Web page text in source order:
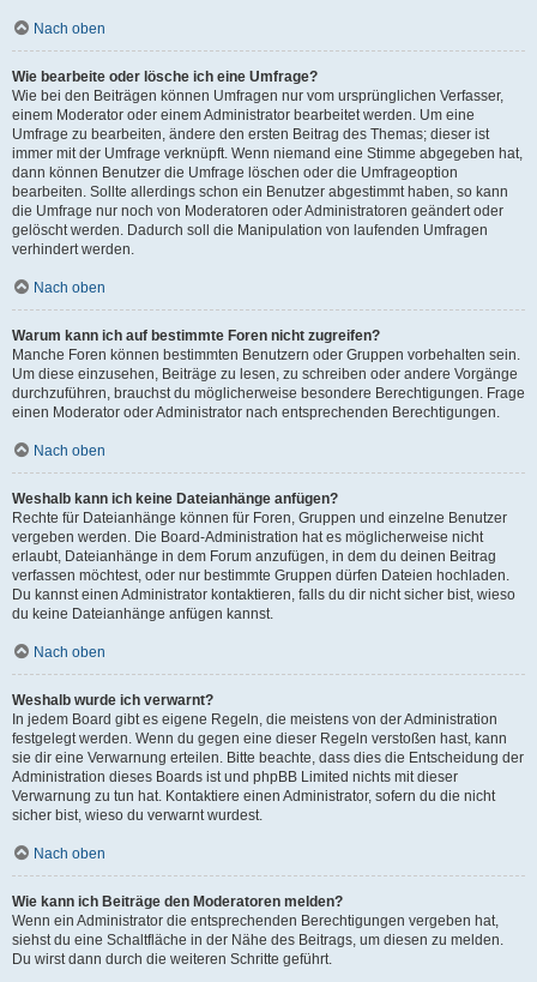
Nach oben
Wie bearbeite oder lösche ich eine Umfrage?
Wie bei den Beiträgen können Umfragen nur vom ursprünglichen Verfasser,
einem Moderator oder einem Administrator bearbeitet werden. Um eine
Umfrage zu bearbeiten, ändere den ersten Beitrag des Themas; dieser ist
immer mit der Umfrage verknüpft. Wenn niemand eine Stimme abgegeben hat,
dann können Benutzer die Umfrage löschen oder die Umfrageoption
bearbeiten. Sollte allerdings schon ein Benutzer abgestimmt haben, so kann
die Umfrage nur noch von Moderatoren oder Administratoren geändert oder
gelöscht werden. Dadurch soll die Manipulation von laufenden Umfragen
verhindert werden.
Nach oben
Warum kann ich auf bestimmte Foren nicht zugreifen?
Manche Foren können bestimmten Benutzern oder Gruppen vorbehalten sein.
Um diese einzusehen, Beiträge zu lesen, zu schreiben oder andere Vorgänge
durchzuführen, brauchst du möglicherweise besondere Berechtigungen. Frage
einen Moderator oder Administrator nach entsprechenden Berechtigungen.
Nach oben
Weshalb kann ich keine Dateianhänge anfügen?
Rechte für Dateianhänge können für Foren, Gruppen und einzelne Benutzer
vergeben werden. Die Board-Administration hat es möglicherweise nicht
erlaubt, Dateianhänge in dem Forum anzufügen, in dem du deinen Beitrag
verfassen möchtest, oder nur bestimmte Gruppen dürfen Dateien hochladen.
Du kannst einen Administrator kontaktieren, falls du dir nicht sicher bist, wieso
du keine Dateianhänge anfügen kannst.
Nach oben
Weshalb wurde ich verwarnt?
In jedem Board gibt es eigene Regeln, die meistens von der Administration
festgelegt werden. Wenn du gegen eine dieser Regeln verstoßen hast, kann
sie dir eine Verwarnung erteilen. Bitte beachte, dass dies die Entscheidung der
Administration dieses Boards ist und phpBB Limited nichts mit dieser
Verwarnung zu tun hat. Kontaktiere einen Administrator, sofern du die nicht
sicher bist, wieso du verwarnt wurdest.
Nach oben
Wie kann ich Beiträge den Moderatoren melden?
Wenn ein Administrator die entsprechenden Berechtigungen vergeben hat,
siehst du eine Schaltfläche in der Nähe des Beitrags, um diesen zu melden.
Du wirst dann durch die weiteren Schritte geführt.